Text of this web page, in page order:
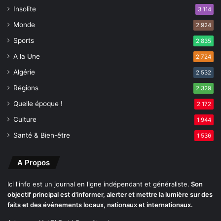
Insolite 3 114
Monde 2 924
Sports 2 835
A la Une 2 724
Algérie 2 532
Régions 2 329
Quelle époque ! 2 172
Culture 1 944
Santé & Bien-être 1 536
A Propos
Ici l'info est un journal en ligne indépendant et généraliste. Son
objectif principal est d'informer, alerter et mettre la lumière sur des
faits et des événements locaux, nationaux et internationaux.